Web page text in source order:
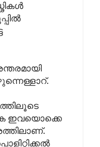
ഇവയൊക്കെ